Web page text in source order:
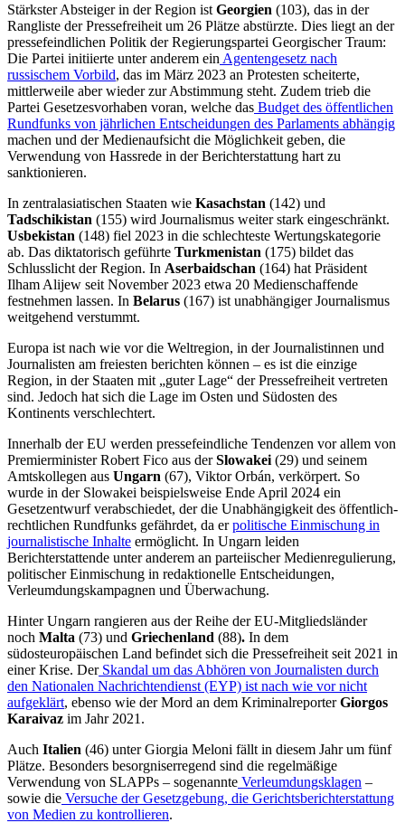
Stärkster Absteiger in der Region ist Georgien (103), das in der
Rangliste der Pressefreiheit um 26 Plätze abstürzte. Dies liegt an der
pressefeindlichen Politik der Regierungspartei Georgischer Traum:
Die Partei initiierte unter anderem ein Agentengesetz nach
russischem Vorbild, das im März 2023 an Protesten scheiterte,
mittlerweile aber wieder zur Abstimmung steht. Zudem trieb die
Partei Gesetzesvorhaben voran, welche das Budget des öffentlichen
Rundfunks von jährlichen Entscheidungen des Parlaments abhängig
machen und der Medienaufsicht die Möglichkeit geben, die
Verwendung von Hassrede in der Berichterstattung hart zu
sanktionieren.
In zentralasiatischen Staaten wie Kasachstan (142) und
Tadschikistan (155) wird Journalismus weiter stark eingeschränkt.
Usbekistan (148) fiel 2023 in die schlechteste Wertungskategorie
ab. Das diktatorisch geführte Turkmenistan (175) bildet das
Schlusslicht der Region. In Aserbaidschan (164) hat Präsident
Ilham Alijew seit November 2023 etwa 20 Medienschaffende
festnehmen lassen. In Belarus (167) ist unabhängiger Journalismus
weitgehend verstummt.
Europa ist nach wie vor die Weltregion, in der Journalistinnen und
Journalisten am freiesten berichten können – es ist die einzige
Region, in der Staaten mit „guter Lage“ der Pressefreiheit vertreten
sind. Jedoch hat sich die Lage im Osten und Südosten des
Kontinents verschlechtert.
Innerhalb der EU werden pressefeindliche Tendenzen vor allem von
Premierminister Robert Fico aus derSlowakei (29) und seinem
Amtskollegen aus Ungarn (67), Viktor Orbán, verkörpert. So
wurde in der Slowakei beispielsweise Ende April 2024 ein
Gesetzentwurf verabschiedet, der die Unabhängigkeit des öffentlich-
rechtlichen Rundfunks gefährdet, da erpolitische Einmischung in
journalistische Inhalte ermöglicht. In Ungarn leiden
Berichterstattende unter anderem an parteiischer Medienregulierung,
politischer Einmischung in redaktionelle Entscheidungen,
Verleumdungskampagnen und Überwachung.
Hinter Ungarn rangieren aus der Reihe der EU-Mitgliedsländer
noch Malta (73) und Griechenland (88). In dem
südosteuropäischen Land befindet sich die Pressefreiheit seit 2021 in
einer Krise. DerSkandal um das Abhören von Journalisten durch
den Nationalen Nachrichtendienst (EYP) ist nach wie vor nicht
aufgeklärt, ebenso wie der Mord an dem KriminalreporterGiorgos
Karaivaz im Jahr 2021.
Auch Italien (46) unter Giorgia Meloni fällt in diesem Jahr um fünf
Plätze. Besonders besorgniserregend sind die regelmäßige
Verwendung von SLAPPs – sogenannte Verleumdungsklagen –
sowie die Versuche der Gesetzgebung, die Gerichtsberichterstattung
von Medien zu kontrollieren.